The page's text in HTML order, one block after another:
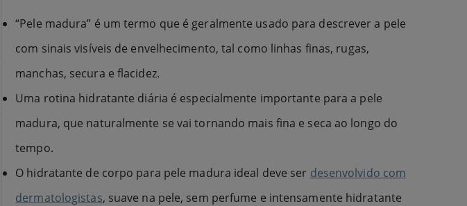
“Pele madura” é um termo que é geralmente usado para descrever a pele
com sinais visíveis de envelhecimento, tal como linhas finas, rugas,
manchas, secura e flacidez.
Uma rotina hidratante diária é especialmente importante para a pele
madura, que naturalmente se vai tornando mais fina e seca ao longo do
tempo.
O hidratante de corpo para pele madura ideal deve ser desenvolvido com
dermatologistas, suave na pele, sem perfume e intensamente hidratante